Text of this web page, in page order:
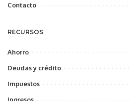
Contacto
RECURSOS
Ahorro
Deudas y crédito
Impuestos
Ingresos